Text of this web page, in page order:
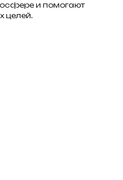
и помогают
целей.